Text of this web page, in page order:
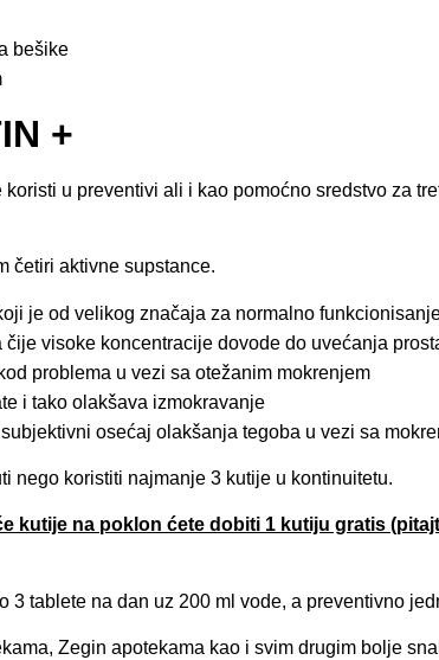
bešike
+
u preventivi ali i kao pomoćno sredstvo za
četiri aktivne supstance.
je od velikog značaja za normalno
visoke koncentracije dovode do uvećanja
problema u vezi sa otežanim mokrenjem
i tako olakšava izmokravanje
osećaj olakšanja tegoba u vezi sa
nego koristiti najmanje 3 kutije u kontinuitetu.
kutije na poklon ćete dobiti 1 kutiju gratis
3 tablete na dan uz 200 ml vode, a preventivno
Zegin apotekama kao i svim drugim bolje